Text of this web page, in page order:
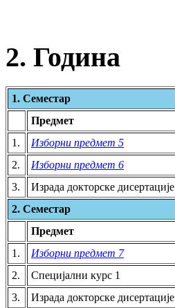
2. Година
1. Семестар
Предмет
1.
Изборни предмет 5
2.
Изборни предмет 6
3.
Израда докторске дисертације
2. Семестар
Предмет
1.
Изборни предмет 7
2.
Специјални курс 1
3.
Израда докторске дисертације